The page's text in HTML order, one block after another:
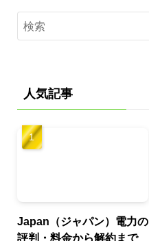
人気記事
Japan（ジャパン）電力の
評判・料金から解約まで